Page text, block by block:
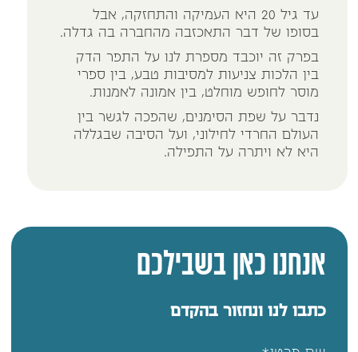
עד גיל 20 היא העמיקה והתחזקה, אבל
בסופו של דבר התאכזבה מהחברה בה גדלה.
בפרק זה יוכבד מספרת לנו על התפר הדק
בין הלכות צניעות למסיבות טבע, בין ספרי
מוסר לחופש מוחלט, בין אמונה לאמנות.
נדבר על שפת הסימנים, שהפכה לגשר בין
העולם החרדי לחילוני, ועל הסיבה שבגללה
היא לא ויתרה על התפילה.
אנחנו כאן בשבילכם
כתבו לנו ונחזור בהקדם